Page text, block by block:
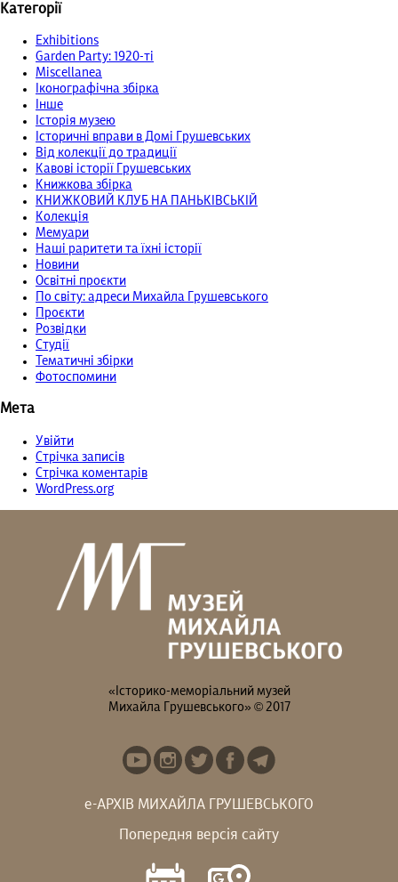
Категорії
Exhibitions
Garden Party: 1920-ті
Miscellanea
Іконографічна збірка
Інше
Історія музею
Історичні вправи в Домі Грушевських
Від колекції до традиції
Кавові історії Грушевських
Книжкова збірка
КНИЖКОВИЙ КЛУБ НА ПАНЬКІВСЬКІЙ
Колекція
Мемуари
Наші раритети та їхні історії
Новини
Освітні проєкти
По світу: адреси Михайла Грушевського
Проєкти
Розвідки
Студії
Тематичні збірки
Фотоспомини
Мета
Увійти
Стрічка записів
Стрічка коментарів
WordPress.org
«Історико-меморіальний музей
Михайла Грушевського» © 2017
е-АРХІВ МИХАЙЛА ГРУШЕВСЬКОГО
Попередня версія сайту